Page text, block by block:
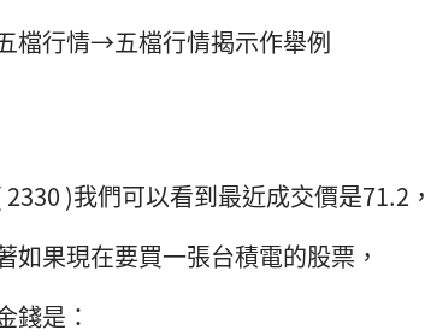
檔行情→五檔行情揭示作舉例
2330 )我們可以看到最近成交價是71.2，
如果現在要買一張台積電的股票，
錢是：